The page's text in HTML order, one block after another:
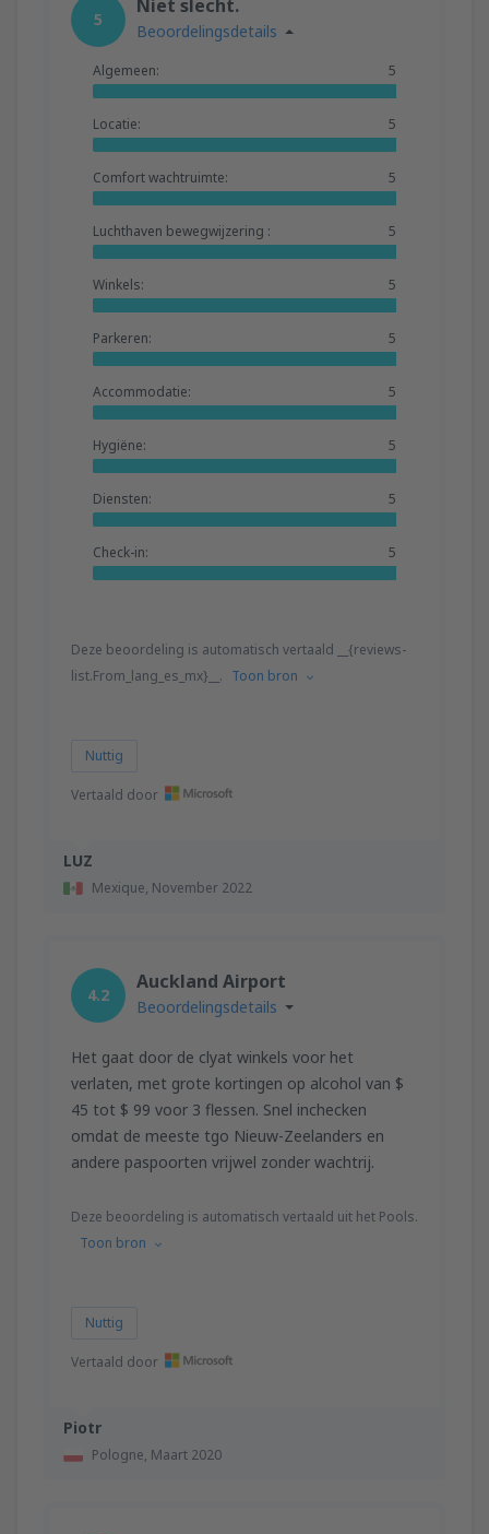
LUZ
Mexique, November 2022
5
Niet slecht.
Beoordelingsdetails
Algemeen: 5
Locatie: 5
Comfort wachtruimte: 5
Luchthaven bewegwijzering : 5
Winkels: 5
Parkeren: 5
Accommodatie: 5
Hygiëne: 5
Diensten: 5
Check-in: 5
Deze beoordeling is automatisch vertaald __{reviews-
list.From_lang_es_mx}__. Toon bron
Nuttig
Vertaald door
Piotr
Pologne, Maart 2020
4.2
Auckland Airport
Beoordelingsdetails
Het gaat door de clyat winkels voor het
verlaten, met grote kortingen op alcohol van $
45 tot $ 99 voor 3 flessen. Snel inchecken
omdat de meeste tgo Nieuw-Zeelanders en
andere paspoorten vrijwel zonder wachtrij.
Deze beoordeling is automatisch vertaald uit het Pools.
Toon bron
Nuttig
Vertaald door